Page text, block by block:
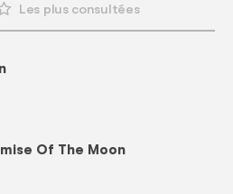
Les plus consultées
Of The Moon